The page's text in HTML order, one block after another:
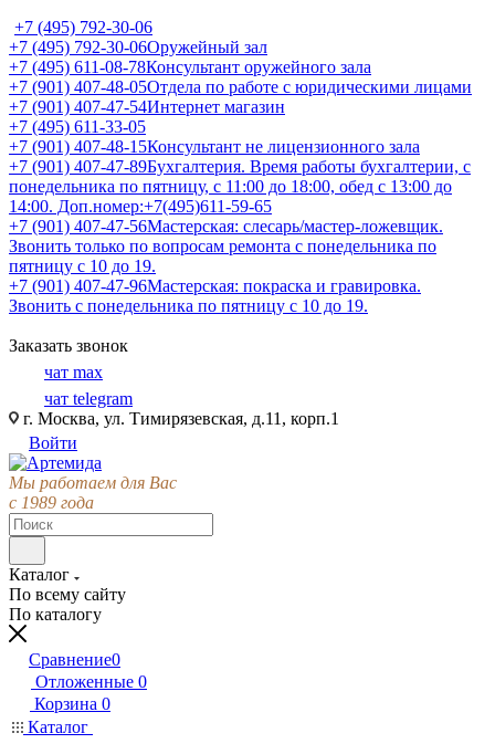
+7 (495) 792-30-06
+7 (495) 792-30-06Оружейный зал
+7 (495) 611-08-78Консультант оружейного зала
+7 (901) 407-48-05Отдела по работе с юридическими лицами
+7 (901) 407-47-54Интернет магазин
+7 (495) 611-33-05
+7 (901) 407-48-15Консультант не лицензионного зала
+7 (901) 407-47-89Бухгалтерия. Время работы бухгалтерии, с
понедельника по пятницу, с 11:00 до 18:00, обед с 13:00 до
14:00. Доп.номер:+7(495)611-59-65
+7 (901) 407-47-56Мастерская: слесарь/мастер-ложевщик.
Звонить только по вопросам ремонта с понедельника по
пятницу с 10 до 19.
+7 (901) 407-47-96Мастерская: покраска и гравировка.
Звонить с понедельника по пятницу с 10 до 19.
Заказать звонок
чат max
чат telegram
г. Москва, ул. Тимирязевская, д.11, корп.1
Войти
Мы работаем для Вас
с 1989 года
Каталог
По всему сайту
По каталогу
Сравнение0
Отложенные 0
Корзина 0
Каталог